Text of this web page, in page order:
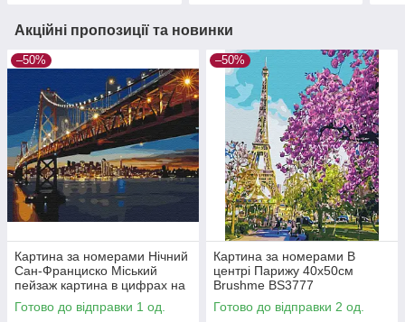
Акційні пропозиції та новинки
–50%
Картина за номерами Нічний
Сан-Франциско Міський
пейзаж картина в цифрах на
полотні 40х50см Brushme
BS8127
Готово до відправки 1 од.
–50%
Картина за номерами В
центрі Парижу 40х50см
Brushme BS3777
Розмальовки за номерами
цифр міста пейзаж
Готово до відправки 2 од.